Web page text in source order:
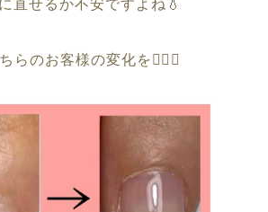
直せるか不安ですよね💧
らのお客様の変化を💁‍♀️✨